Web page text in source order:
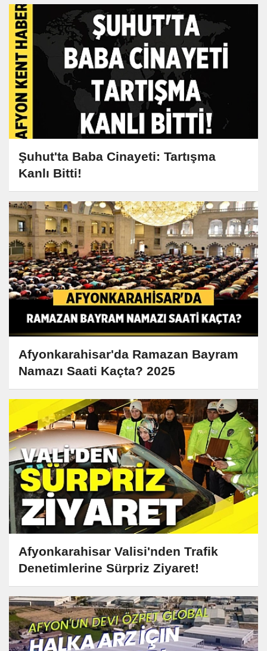
Şuhut'ta Baba Cinayeti: Tartışma
Kanlı Bitti!
Afyonkarahisar'da Ramazan Bayram
Namazı Saati Kaçta? 2025
Afyonkarahisar Valisi'nden Trafik
Denetimlerine Sürpriz Ziyaret!